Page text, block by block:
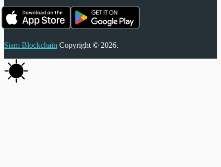
Siam Blockchain Copyright © 2026.